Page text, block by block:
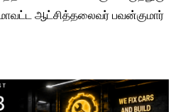
ஆட்சித்தலைவர் பவன்குமார்